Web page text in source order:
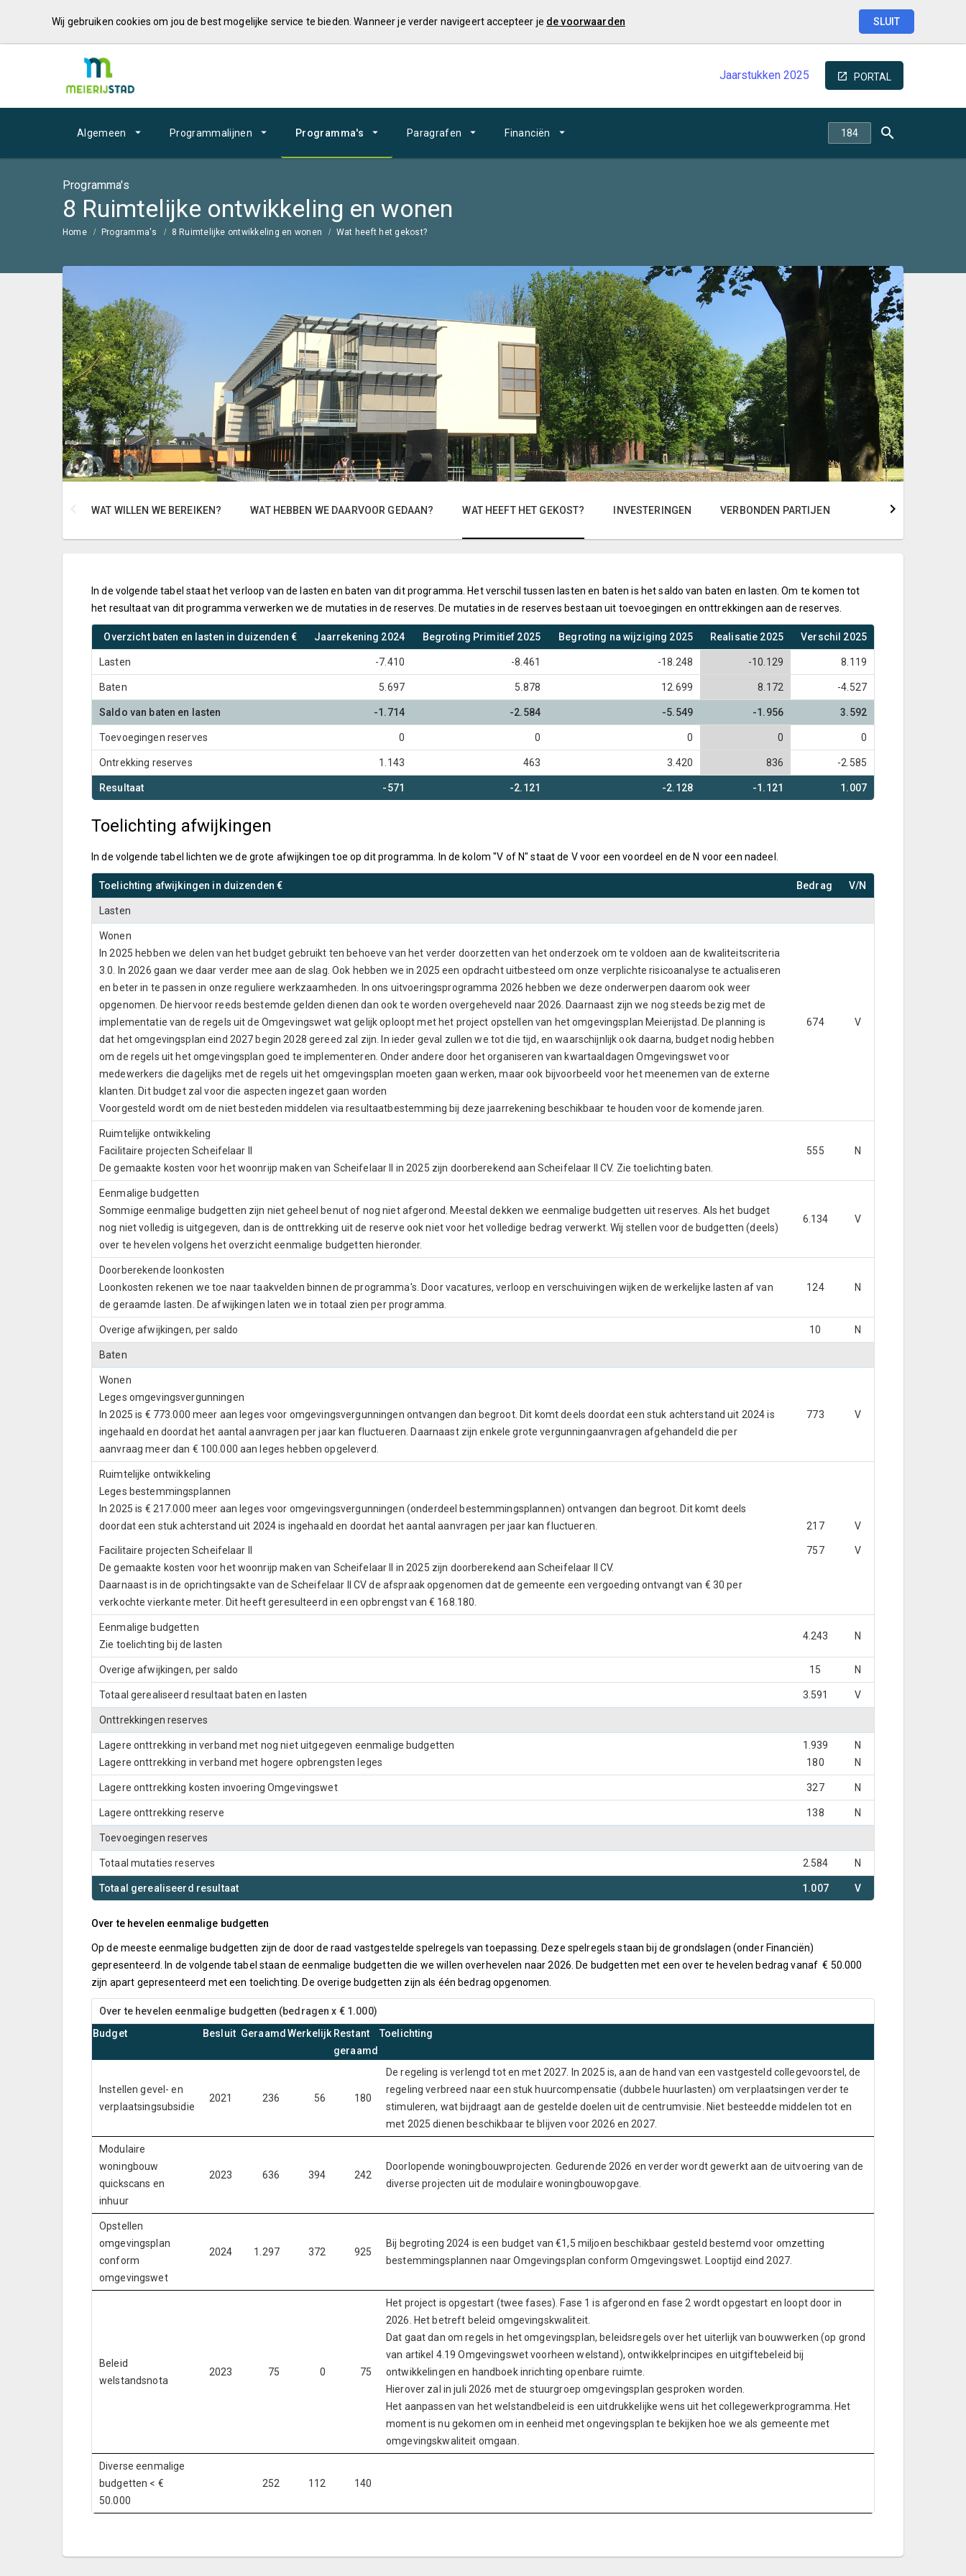
Wij gebruiken cookies om jou de best mogelijke service te bieden. Wanneer je verder navigeert accepteer je de voorwaarden SLUIT
Jaarstukken 2025 PORTAL
Algemeen Programmalijnen Programma's Paragrafen Financiën
Programma's
8 Ruimtelijke ontwikkeling en wonen
Home Programma's 8 Ruimtelijke ontwikkeling en wonen Wat heeft het gekost?
WAT WILLEN WE BEREIKEN? WAT HEBBEN WE DAARVOOR GEDAAN? WAT HEEFT HET GEKOST? INVESTERINGEN VERBONDEN PARTIJEN
In de volgende tabel staat het verloop van de lasten en baten van dit programma. Het verschil tussen lasten en baten is het saldo van baten en lasten. Om te komen tot
het resultaat van dit programma verwerken we de mutaties in de reserves. De mutaties in de reserves bestaan uit toevoegingen en onttrekkingen aan de reserves.
Overzicht baten en lasten in duizenden € Jaarrekening 2024 Begroting Primitief 2025 Begroting na wijziging 2025 Realisatie 2025 Verschil 2025
Lasten -7.410 -8.461 -18.248 -10.129 8.119
Baten 5.697 5.878 12.699 8.172 -4.527
Saldo van baten en lasten -1.714 -2.584 -5.549 -1.956 3.592
Toevoegingen reserves 0 0 0 0 0
Ontrekking reserves 1.143 463 3.420 836 -2.585
Resultaat -571 -2.121 -2.128 -1.121 1.007
Toelichting afwijkingen
In de volgende tabel lichten we de grote afwijkingen toe op dit programma. In de kolom "V of N" staat de V voor een voordeel en de N voor een nadeel.
Toelichting afwijkingen in duizenden € Bedrag V/N
Lasten
Wonen
In 2025 hebben we delen van het budget gebruikt ten behoeve van het verder doorzetten van het onderzoek om te voldoen aan de kwaliteitscriteria
3.0. In 2026 gaan we daar verder mee aan de slag. Ook hebben we in 2025 een opdracht uitbesteed om onze verplichte risicoanalyse te actualiseren
en beter in te passen in onze reguliere werkzaamheden. In ons uitvoeringsprogramma 2026 hebben we deze onderwerpen daarom ook weer
opgenomen. De hiervoor reeds bestemde gelden dienen dan ook te worden overgeheveld naar 2026. Daarnaast zijn we nog steeds bezig met de
implementatie van de regels uit de Omgevingswet wat gelijk oploopt met het project opstellen van het omgevingsplan Meierijstad. De planning is
dat het omgevingsplan eind 2027 begin 2028 gereed zal zijn. In ieder geval zullen we tot die tijd, en waarschijnlijk ook daarna, budget nodig hebben
om de regels uit het omgevingsplan goed te implementeren. Onder andere door het organiseren van kwartaaldagen Omgevingswet voor
medewerkers die dagelijks met de regels uit het omgevingsplan moeten gaan werken, maar ook bijvoorbeeld voor het meenemen van de externe
klanten. Dit budget zal voor die aspecten ingezet gaan worden
Voorgesteld wordt om de niet besteden middelen via resultaatbestemming bij deze jaarrekening beschikbaar te houden voor de komende jaren.
674 V
Ruimtelijke ontwikkeling
Facilitaire projecten Scheifelaar II
De gemaakte kosten voor het woonrijp maken van Scheifelaar II in 2025 zijn doorberekend aan Scheifelaar II CV. Zie toelichting baten.
555 N
Eenmalige budgetten
Sommige eenmalige budgetten zijn niet geheel benut of nog niet afgerond. Meestal dekken we eenmalige budgetten uit reserves. Als het budget
nog niet volledig is uitgegeven, dan is de onttrekking uit de reserve ook niet voor het volledige bedrag verwerkt. Wij stellen voor de budgetten (deels)
over te hevelen volgens het overzicht eenmalige budgetten hieronder.
6.134 V
Doorberekende loonkosten
Loonkosten rekenen we toe naar taakvelden binnen de programma's. Door vacatures, verloop en verschuivingen wijken de werkelijke lasten af van
de geraamde lasten. De afwijkingen laten we in totaal zien per programma.
124 N
Overige afwijkingen, per saldo 10 N
Baten
Wonen
Leges omgevingsvergunningen
In 2025 is € 773.000 meer aan leges voor omgevingsvergunningen ontvangen dan begroot. Dit komt deels doordat een stuk achterstand uit 2024 is
ingehaald en doordat het aantal aanvragen per jaar kan fluctueren. Daarnaast zijn enkele grote vergunningaanvragen afgehandeld die per
aanvraag meer dan € 100.000 aan leges hebben opgeleverd.
773 V
Ruimtelijke ontwikkeling
Leges bestemmingsplannen
In 2025 is € 217.000 meer aan leges voor omgevingsvergunningen (onderdeel bestemmingsplannen) ontvangen dan begroot. Dit komt deels
doordat een stuk achterstand uit 2024 is ingehaald en doordat het aantal aanvragen per jaar kan fluctueren.
Facilitaire projecten Scheifelaar II
De gemaakte kosten voor het woonrijp maken van Scheifelaar II in 2025 zijn doorberekend aan Scheifelaar II CV.
Daarnaast is in de oprichtingsakte van de Scheifelaar II CV de afspraak opgenomen dat de gemeente een vergoeding ontvangt van € 30 per
verkochte vierkante meter. Dit heeft geresulteerd in een opbrengst van € 168.180.
217
757
V
V
Eenmalige budgetten
Zie toelichting bij de lasten
4.243 N
Overige afwijkingen, per saldo 15 N
Totaal gerealiseerd resultaat baten en lasten 3.591 V
Onttrekkingen reserves
Lagere onttrekking in verband met nog niet uitgegeven eenmalige budgetten
Lagere onttrekking in verband met hogere opbrengsten leges
1.939
180
N
N
Lagere onttrekking kosten invoering Omgevingswet 327 N
Lagere onttrekking reserve 138 N
Toevoegingen reserves
Totaal mutaties reserves 2.584 N
Totaal gerealiseerd resultaat 1.007 V
Over te hevelen eenmalige budgetten
Op de meeste eenmalige budgetten zijn de door de raad vastgestelde spelregels van toepassing. Deze spelregels staan bij de grondslagen (onder Financiën)
gepresenteerd. In de volgende tabel staan de eenmalige budgetten die we willen overhevelen naar 2026. De budgetten met een over te hevelen bedrag vanaf € 50.000
zijn apart gepresenteerd met een toelichting. De overige budgetten zijn als één bedrag opgenomen.
Over te hevelen eenmalige budgetten (bedragen x € 1.000)
Budget
Besluit Geraamd Werkelijk Restant
geraamd
Toelichting
Instellen gevel- en
verplaatsingsubsidie
2021 236 56 180
De regeling is verlengd tot en met 2027. In 2025 is, aan de hand van een vastgesteld collegevoorstel, de
regeling verbreed naar een stuk huurcompensatie (dubbele huurlasten) om verplaatsingen verder te
stimuleren, wat bijdraagt aan de gestelde doelen uit de centrumvisie. Niet besteedde middelen tot en
met 2025 dienen beschikbaar te blijven voor 2026 en 2027.
Modulaire
woningbouw
quickscans en
inhuur
2023 636 394 242
Doorlopende woningbouwprojecten. Gedurende 2026 en verder wordt gewerkt aan de uitvoering van de
diverse projecten uit de modulaire woningbouwopgave.
Opstellen
omgevingsplan
conform
omgevingswet
2024 1.297 372 925
Bij begroting 2024 is een budget van €1,5 miljoen beschikbaar gesteld bestemd voor omzetting
bestemmingsplannen naar Omgevingsplan conform Omgevingswet. Looptijd eind 2027.
Beleid
welstandsnota
2023 75 0 75
Het project is opgestart (twee fases). Fase 1 is afgerond en fase 2 wordt opgestart en loopt door in
2026. Het betreft beleid omgevingskwaliteit.
Dat gaat dan om regels in het omgevingsplan, beleidsregels over het uiterlijk van bouwwerken (op grond
van artikel 4.19 Omgevingswet voorheen welstand), ontwikkelprincipes en uitgiftebeleid bij
ontwikkelingen en handboek inrichting openbare ruimte.
Hierover zal in juli 2026 met de stuurgroep omgevingsplan gesproken worden.
Het aanpassen van het welstandbeleid is een uitdrukkelijke wens uit het collegewerkprogramma. Het
moment is nu gekomen om in eenheid met ongevingsplan te bekijken hoe we als gemeente met
omgevingskwaliteit omgaan.
Diverse eenmalige
budgetten < €
50.000
252 112 140